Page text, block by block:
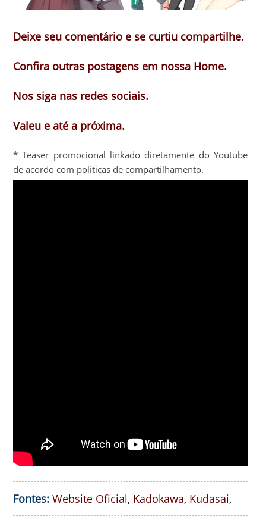
Deixe seu comentário e se curtiu compartilhe.
Confira outras postagens em nossa Home.
Nos siga nas redes sociais.
Valeu e até a próxima.
* Teaser promocional linkado diretamente do Youtube
de acordo com politicas de compartilhamento.
Fontes: Website Oficial, Kadokawa, Kudasai,